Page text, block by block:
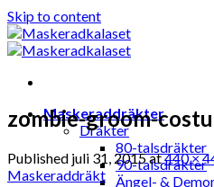
Skip to content
Maskeraddräkter
Dräkter
80-talsdräkter
90-talsdräkter
Ängel- &
zombie-groom-
Published juli 31, 2015at440 ×
Maskeraddräkt